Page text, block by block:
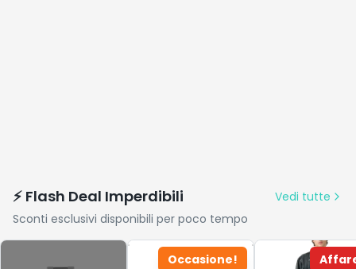
⚡ Flash Deal Imperdibili
Vedi tutte
Sconti esclusivi disponibili per poco tempo
Occasione!